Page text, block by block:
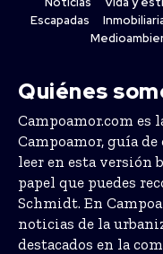
Escapadas
Quiénes
Campoamor.com es
Campoamor, guía
leer en esta versión
papel que puedes
Schmidt. En
noticias de la
destacados en la